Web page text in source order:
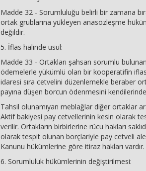
Madde 32 - Sorumluluğu belirli bir zamana
ortak grublarına yükleyen anasözleşme
değildir.
5. İflas halinde usul:
Madde 33 - Ortakları şahsan sorumlu
ödemelerle yükümlü olan bir kooperatifin
idaresi sıra cetvelini düzenlemekle beraber
payına düşen borcun ödenmesini
Tahsil olunamıyan meblağlar diğer ortaklar
Aktif bakiyesi pay cetvellerinin kesin olarak
verilir. Ortakların birbirlerine rücu hakları
olarak tespit olunan borçlariyle pay cetveli
Kanunu hükümlerine göre itiraz hakları vardır.
6. Sorumluluk hükümlerinin değiştirilmesi: